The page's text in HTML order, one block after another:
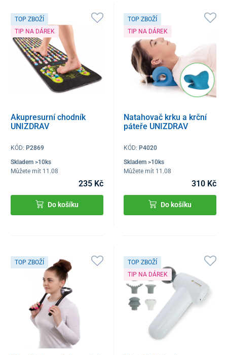
TOP ZBOŽÍ
TIP NA DÁREK
Akupresurní chodník
UNIZDRAV
KÓD: P2869
Skladem >10ks
Můžete mít 11.08
235 Kč
Do košíku
TOP ZBOŽÍ
TIP NA DÁREK
Natahovač krku a krční
páteře UNIZDRAV
KÓD:P4020
Skladem >10ks
Můžete mít 11.08
310 Kč
Do košíku
TOP ZBOŽÍ
TOP ZBOŽÍ
TIP NA DÁREK